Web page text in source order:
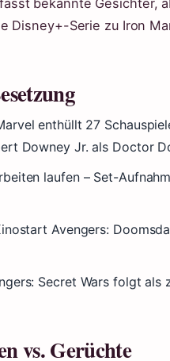
Disney+-Serie zu Iron
enthüllt 27
Downey Jr. als Doctor
laufen – Set-
Avengers:
Secret Wars folgt als
vs. Gerüchte